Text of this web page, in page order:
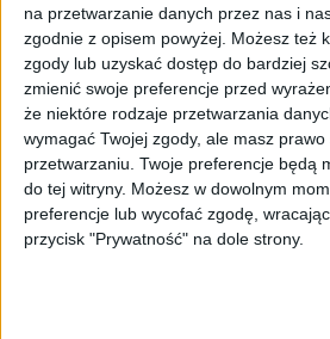
na przetwarzanie danych przez nas i
zgodnie z opisem powyżej. Możesz też
zgody lub uzyskać dostęp do bardziej
zmienić swoje preferencje przed
że niektóre rodzaje przetwarzania
wymagać Twojej zgody, ale masz
przetwarzaniu. Twoje preferencje będą
do tej witryny. Możesz w dowolnym
preferencje lub wycofać zgodę,
przycisk "Prywatność" na dole strony.
System:
Android
12 Mpix
optyka
Sony
nagrywanie